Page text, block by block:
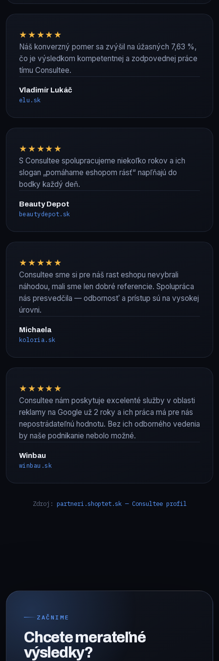
★★★★★
Náš konverzný pomer sa zvýšil na úžasných 7,63 %,
čo je výsledkom kompetentnej a zodpovednej práce
tímu Consultee.
Vladimír Lukáč
elu.sk
★★★★★
S Consultee spolupracujeme niekoľko rokov a ich
slogan „pomáhame eshopom rásť“ napľňajú do
bodky každý deň.
Beauty Depot
beautydepot.sk
★★★★★
Consultee sme si pre náš rast eshopu nevybrali
náhodou, mali sme len dobré referencie. Spolupráca
nás presvedčila — odbornostʾ a prístup sú na vysokej
úrovni.
Michaela
koloria.sk
★★★★★
Consultee nám poskytuje excelenté služby v oblasti
reklamy na Google už 2 roky a ich práca má pre nás
nepostrádateľnú hodnotu. Bez ich odborného vedenia
by naše podnikanie nebolo možné.
Winbau
winbau.sk
Zdroj: partneri.shoptet.sk — Consultee profil
ZAČNIME
Chcete merateľné
výsledky?